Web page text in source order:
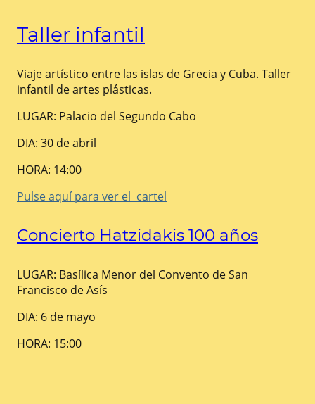
Taller infantil
Viaje artístico entre las islas de Grecia y Cuba. Taller
infantil de artes plásticas.
LUGAR: Palacio del Segundo Cabo
DIA: 30 de abril
HORA: 14:00
Pulse aquí para ver el cartel
Concierto Hatzidakis 100 años
LUGAR: Basílica Menor del Convento de San
Francisco de Asís
DIA: 6 de mayo
HORA: 15:00